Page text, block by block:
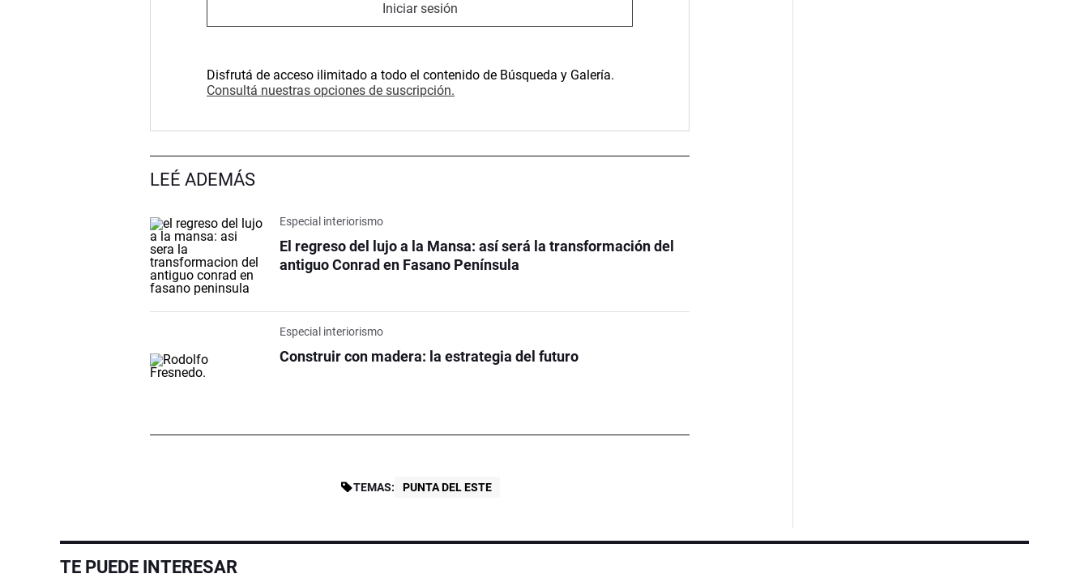
Iniciar sesión
Disfrutá de acceso ilimitado a todo el contenido de Búsqueda y Galería.
Consultá nuestras opciones de suscripción.
LEÉ ADEMÁS
Especial interiorismo
El regreso del lujo a la Mansa: así será la transformación del
antiguo Conrad en Fasano Península
Especial interiorismo
Construir con madera: la estrategia del futuro
TEMAS: PUNTA DEL ESTE
TE PUEDE INTERESAR